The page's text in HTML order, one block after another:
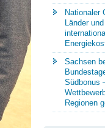
Nationaler
Länder
Sachsen
Südbonus
Regionen